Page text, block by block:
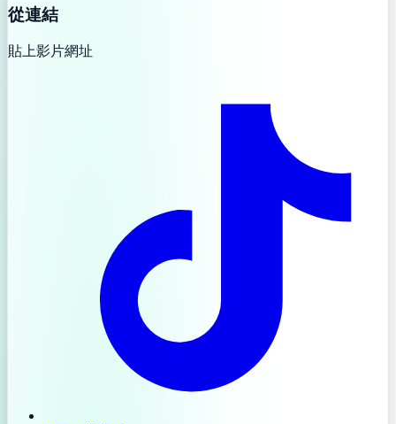
從連結
貼上影片網址